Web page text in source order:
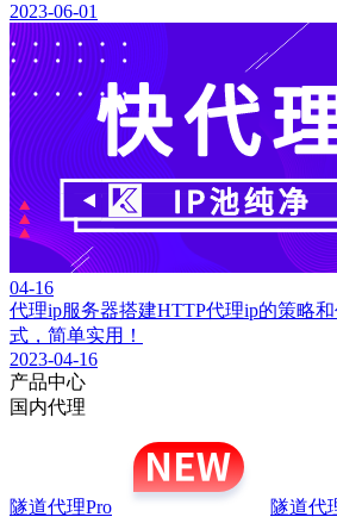
2023-06-01
04-16
代理ip服务器搭建HTTP代理ip的策略
式，简单实用！
2023-04-16
产品中心
国内代理
隧道代理Pro 隧道代